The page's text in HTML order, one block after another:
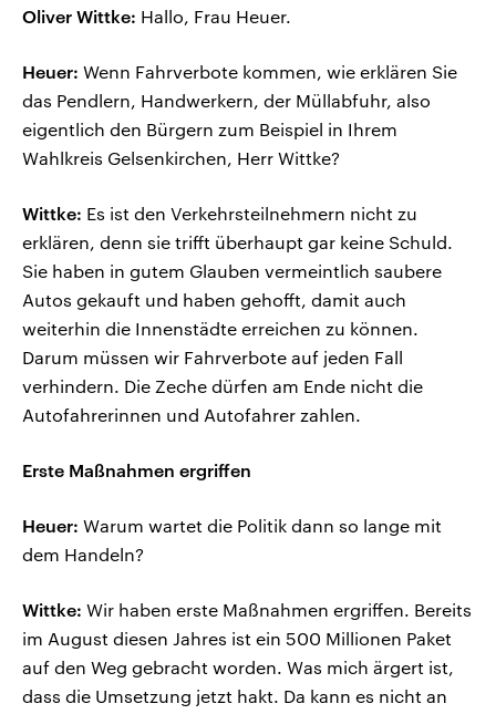
Oliver Wittke: Hallo, Frau Heuer.
Heuer: Wenn Fahrverbote kommen, wie erklären Sie
das Pendlern, Handwerkern, der Müllabfuhr, also
eigentlich den Bürgern zum Beispiel in Ihrem
Wahlkreis Gelsenkirchen, Herr Wittke?
Wittke: Es ist den Verkehrsteilnehmern nicht zu
erklären, denn sie trifft überhaupt gar keine Schuld.
Sie haben in gutem Glauben vermeintlich saubere
Autos gekauft und haben gehofft, damit auch
weiterhin die Innenstädte erreichen zu können.
Darum müssen wir Fahrverbote auf jeden Fall
verhindern. Die Zeche dürfen am Ende nicht die
Autofahrerinnen und Autofahrer zahlen.
Erste Maßnahmen ergriffen
Heuer: Warum wartet die Politik dann so lange mit
dem Handeln?
Wittke: Wir haben erste Maßnahmen ergriffen. Bereits
im August diesen Jahres ist ein 500 Millionen Paket
auf den Weg gebracht worden. Was mich ärgert ist,
dass die Umsetzung jetzt hakt. Da kann es nicht an